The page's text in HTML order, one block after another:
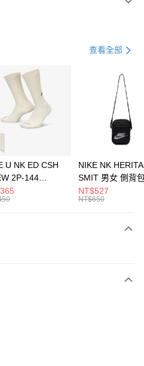
21家銀行
第一商業銀行
彰化商業銀行
付款。
付」後，將跳轉至「AFTEE先享後付」
通知簡訊。
擊此簡訊中的連結，可透過四大超商／
款，方視為交易完成。
上)免運費
上)免運費
上)免運費
查看全部
U NK ED CSH
2P-144
男女 短統襪
NIKE NK
SMIT 男女 側背
BA5871010
NT$527
NT$650